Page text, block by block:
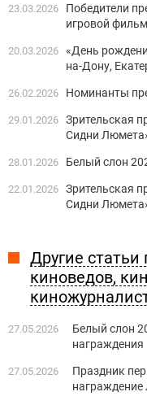
23.03.2026
Победители
игровой
20.03.2026 «День
на-Дону,
26.02.2026 Номинанты
29.01.2026 Зрительская
Сидни
28.01.2026 Белый слон
22.01.2026 Зрительская
Сидни
Другие
киноведов,
27.05.2026
Белый слон
награждения
27.05.2026
Праздник
награждение